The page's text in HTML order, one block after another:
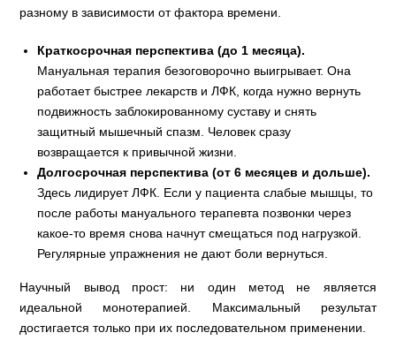
разному в зависимости от фактора времени.
Краткосрочная перспектива (до 1 месяца).
Мануальная терапия безоговорочно выигрывает. Она
работает быстрее лекарств и ЛФК, когда нужно вернуть
подвижность заблокированному суставу и снять
защитный мышечный спазм. Человек сразу
возвращается к привычной жизни.
Долгосрочная перспектива (от 6 месяцев и дольше).
Здесь лидирует ЛФК. Если у пациента слабые мышцы, то
после работы мануального терапевта позвонки через
какое-то время снова начнут смещаться под нагрузкой.
Регулярные упражнения не дают боли вернуться.
Научный вывод прост: ни один метод не является
идеальной монотерапией. Максимальный результат
достигается только при их последовательном применении.